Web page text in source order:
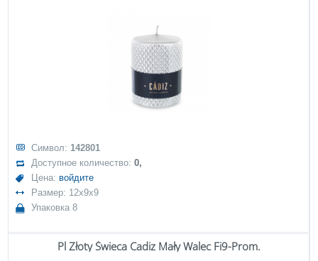
Символ: 142801
Доступное количество:0,
Цена: войдите
Размер: 12x9x9
Упаковка 8
Pl Złoty Świeca Cadiz Mały Walec Fi9-Prom.